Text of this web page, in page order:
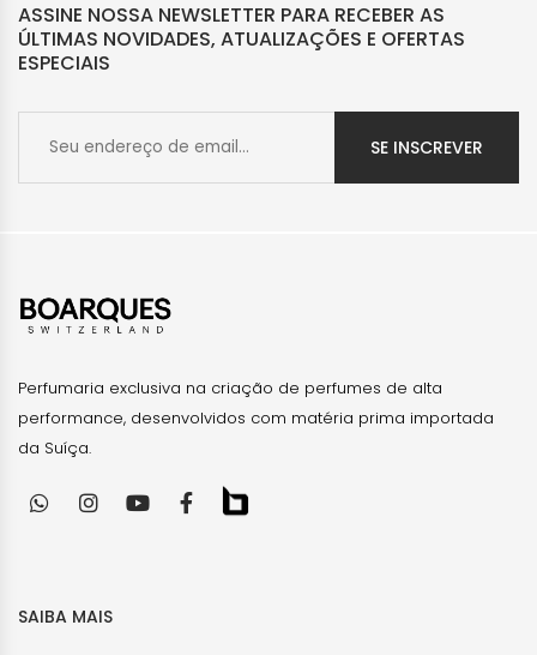
ASSINE NOSSA NEWSLETTER PARA RECEBER AS
ÚLTIMAS NOVIDADES, ATUALIZAÇÕES E OFERTAS
ESPECIAIS
SE INSCREVER
Perfumaria exclusiva na criação de perfumes de alta
performance, desenvolvidos com matéria prima importada
da Suíça.
SAIBA MAIS